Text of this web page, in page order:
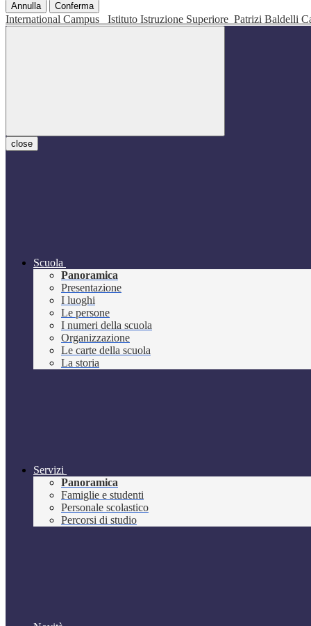
Annulla Conferma
International Campus Istituto Istruzione Superiore Patrizi Baldelli
close
Scuola
Panoramica
Presentazione
I luoghi
Le persone
I numeri della scuola
Organizzazione
Le carte della scuola
La storia
Servizi
Panoramica
Famiglie e studenti
Personale scolastico
Percorsi di studio